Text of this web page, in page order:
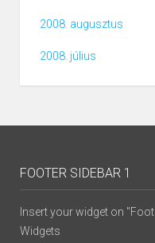
2008. augusztus
2008. július
FOOTER SIDEBAR 1
Insert your widget on
Widgets